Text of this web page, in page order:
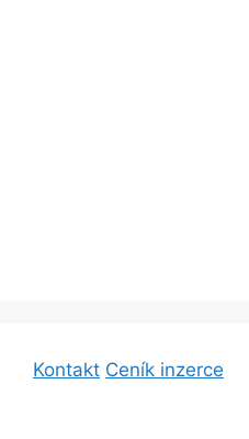
Kontakt Ceník inzerce